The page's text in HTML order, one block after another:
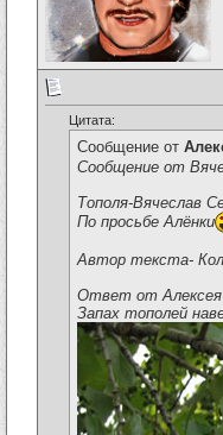
Цитата:
Сообщение от
Сообщение от
Тополя-Вячеслав
По просьбе Алёнки
Автор текста-
Ответ от Алексея
Запах тополей